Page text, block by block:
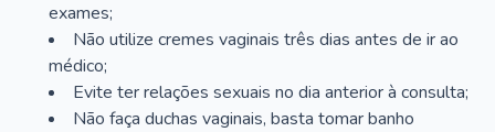
exames;
Não utilize cremes vaginais três dias antes de ir ao
médico;
Evite ter relações sexuais no dia anterior à consulta;
Não faça duchas vaginais, basta tomar banho